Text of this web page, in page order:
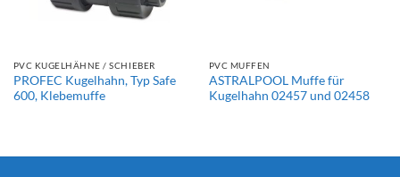
PVC KUGELHÄHNE / SCHIEBER
PROFEC Kugelhahn, Typ Safe
600, Klebemuffe
PVC MUFFEN
ASTRALPOOL Muffe für
Kugelhahn 02457 und 02458